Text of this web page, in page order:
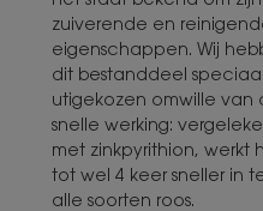
zuiverende en
eigenschappen. Wij
dit bestanddeel speciaal
utigekozen omwille van
snelle werking:
met zinkpyrithion, werkt
tot wel 4 keer sneller in
alle soorten roos.